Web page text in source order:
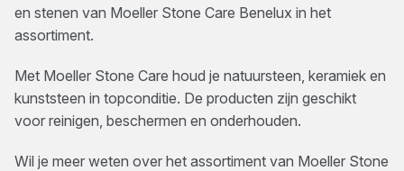
en stenen van Moeller Stone Care Benelux in het
assortiment.
Met Moeller Stone Care houd je natuursteen, keramiek en
kunststeen in topconditie. De producten zijn geschikt
voor reinigen, beschermen en onderhouden.
Wil je meer weten over het assortiment van Moeller Stone